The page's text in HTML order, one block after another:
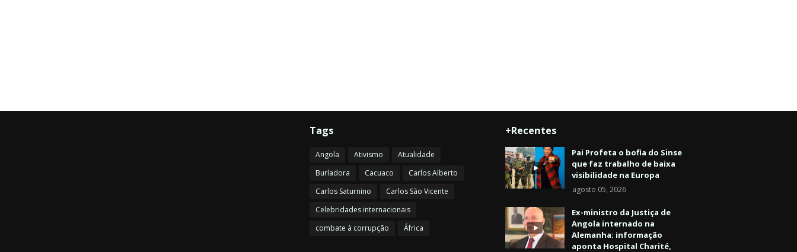
Tags
Angola Ativismo
Atualidade
Burladora
Cacuaco
Carlos Alberto
Carlos Saturnino
Carlos São Vicente
Celebridades internacionais
combate à corrupção
África
+Recentes
Pai Profeta o bofia do Sinse
que faz trabalho de baixa
visibilidade na Europa
agosto 05, 2026
Ex-ministro da Justiça de
Angola internado na
Alemanha: informação
aponta Hospital Charité,